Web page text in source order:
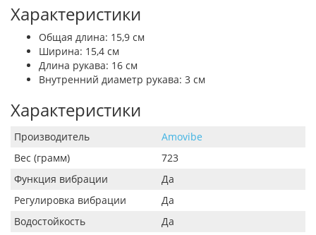
Характеристики
Общая длина: 15,9 см
Ширина: 15,4 см
Длина рукава: 16 см
Внутренний диаметр рукава: 3 см
Характеристики
Производитель
Amovibe
Вес (грамм)
723
Функция вибрации
Да
Регулировка вибрации
Да
Водостойкость
Да